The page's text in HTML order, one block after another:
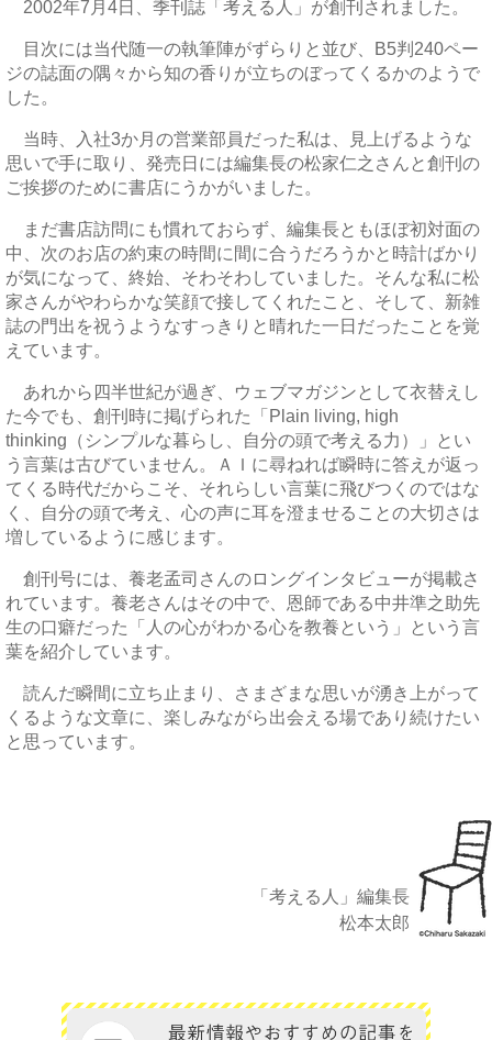
2002年7月4日、季刊誌「考える人」が創刊されました。
目次には当代随一の執筆陣がずらりと並び、B5判240ペー
ジの誌面の隅々から知の香りが立ちのぼってくるかのようで
した。
当時、入社3か月の営業部員だった私は、見上げるような
思いで手に取り、発売日には編集長の松家仁之さんと創刊の
ご挨拶のために書店にうかがいました。
まだ書店訪問にも慣れておらず、編集長ともほぼ初対面の
中、次のお店の約束の時間に間に合うだろうかと時計ばかり
が気になって、終始、そわそわしていました。そんな私に松
家さんがやわらかな笑顔で接してくれたこと、そして、新雑
誌の門出を祝うようなすっきりと晴れた一日だったことを覚
えています。
あれから四半世紀が過ぎ、ウェブマガジンとして衣替えし
た今でも、創刊時に掲げられた「Plain living, high
thinking（シンプルな暮らし、自分の頭で考える力）」とい
う言葉は古びていません。ＡＩに尋ねれば瞬時に答えが返っ
てくる時代だからこそ、それらしい言葉に飛びつくのではな
く、自分の頭で考え、心の声に耳を澄ませることの大切さは
増しているように感じます。
創刊号には、養老孟司さんのロングインタビューが掲載さ
れています。養老さんはその中で、恩師である中井準之助先
生の口癖だった「人の心がわかる心を教養という」という言
葉を紹介しています。
読んだ瞬間に立ち止まり、さまざまな思いが湧き上がって
くるような文章に、楽しみながら出会える場であり続けたい
と思っています。
「考える人」編集長
松本太郎